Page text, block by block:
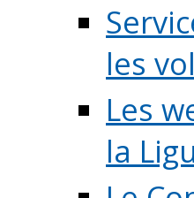
les
Les
la